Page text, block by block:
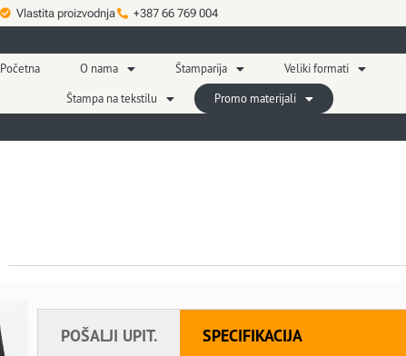
Vlastita proizvodnja +387 66 769 004
Početna O nama Štamparija Veliki formati
Štampa na tekstilu
Promo materijali
POŠALJI UPIT. SPECIFIKACIJA